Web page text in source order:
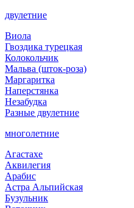
двулетние
Виола
Гвоздика турецкая
Колокольчик
Мальва (шток-роза)
Маргаритка
Наперстянка
Незабудка
Разные двулетние
многолетние
Агастахе
Аквилегия
Арабис
Астра Альпийская
Бузульник